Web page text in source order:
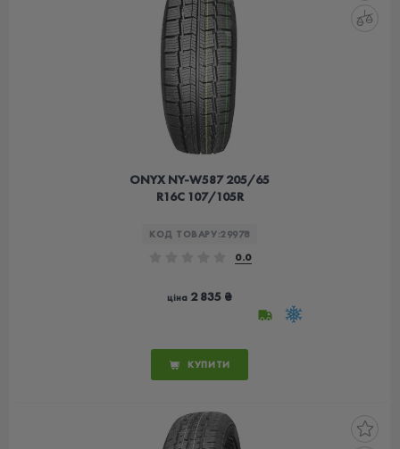
ONYX NY-W587 205/65
R16C 107/105R
КОД ТОВАРУ:29978
0.0
ціна 2 835 ₴
КУПИТИ